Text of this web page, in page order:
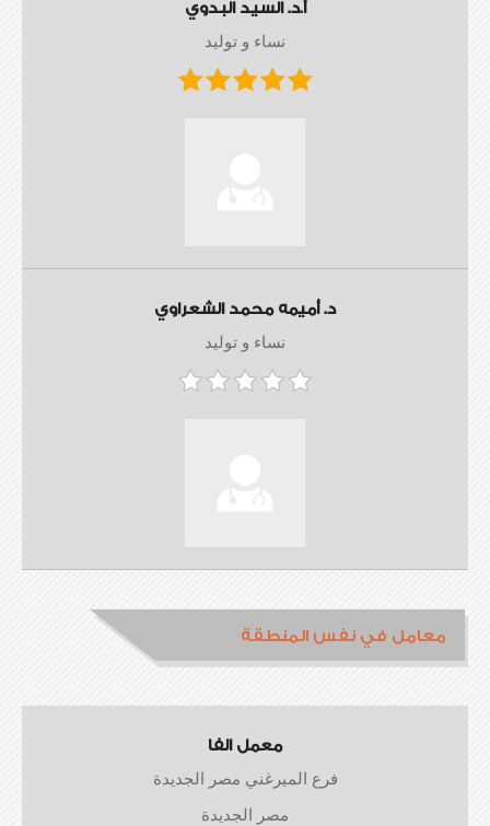
أ.د. السيد البدوي
نساء و توليد
د. أميمه محمد الشعراوي
نساء و توليد
معامل في نفس المنطقة
معمل الفا
فرع الميرغني مصر الجديدة
مصر الجديدة